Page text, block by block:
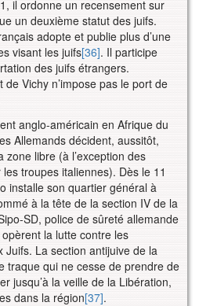
il ordonne un recensement sur
un deuxième statut des juifs.
adopte et publie plus d’une
visant les juifs[36]. Il participe
des juifs étrangers.
Vichy n’impose pas le port de
anglo-américain en Afrique du
Allemands décident, aussitôt,
zone libre (à l’exception des
troupes italiennes). Dès le 11
installe son quartier général à
à la tête de la section IV de la
SD, police de sûreté allemande
la lutte contre les
Juifs. La section antijuive de la
traque qui ne cesse de prendre de
jusqu’à la veille de la Libération,
dans la région[37].